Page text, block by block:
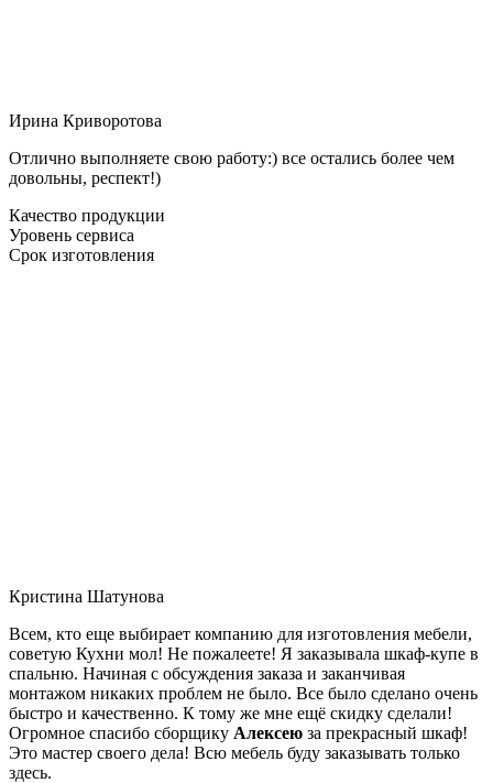
Ирина Криворотова
Отлично выполняете свою работу:) все остались более чем
довольны, респект!)
Качество продукции
Уровень сервиса
Срок изготовления
Кристина Шатунова
Всем, кто еще выбирает компанию для изготовления мебели,
советую Кухни мол! Не пожалеете! Я заказывала шкаф-купе в
спальню. Начиная с обсуждения заказа и заканчивая
монтажом никаких проблем не было. Все было сделано очень
быстро и качественно. К тому же мне ещё скидку сделали!
Огромное спасибо сборщику Алексею за прекрасный шкаф!
Это мастер своего дела! Всю мебель буду заказывать только
здесь.